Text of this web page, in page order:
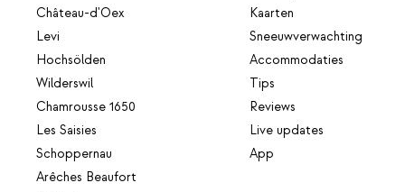
Château-d'Oex
Levi
Hochsölden
Wilderswil
Chamrousse 1650
Les Saisies
Schoppernau
Arêches Beaufort
Kaarten
Sneeuwverwachting
Accommodaties
Tips
Reviews
Live updates
App